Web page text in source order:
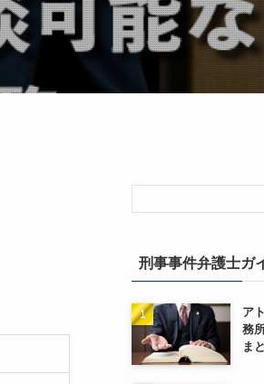
刑事事件弁護士ガ
ア
務
ま